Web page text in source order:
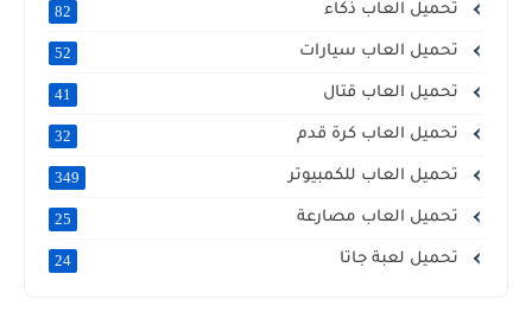
تحميل العاب ذكاء 82
تحميل العاب سيارات 52
تحميل العاب قتال 41
تحميل العاب كرة قدم 32
تحميل العاب للكمبيوتر 349
تحميل العاب مصارعة 25
تحميل لعبة جاتا 24